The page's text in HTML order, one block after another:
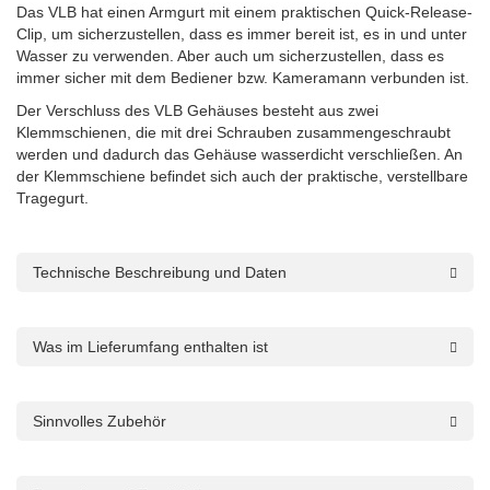
Das VLB hat einen Armgurt mit einem praktischen Quick-Release-
Clip, um sicherzustellen, dass es immer bereit ist, es in und unter
Wasser zu verwenden. Aber auch um sicherzustellen, dass es
immer sicher mit dem Bediener bzw. Kameramann verbunden ist.
Der Verschluss des VLB Gehäuses besteht aus zwei
Klemmschienen, die mit drei Schrauben zusammengeschraubt
werden und dadurch das Gehäuse wasserdicht verschließen. An
der Klemmschiene befindet sich auch der praktische, verstellbare
Tragegurt.
Technische Beschreibung und Daten
Was im Lieferumfang enthalten ist
Sinnvolles Zubehör